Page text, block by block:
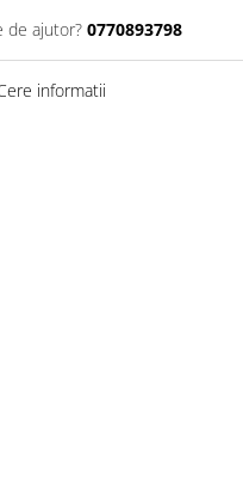
de ajutor? 0770893798
informatii